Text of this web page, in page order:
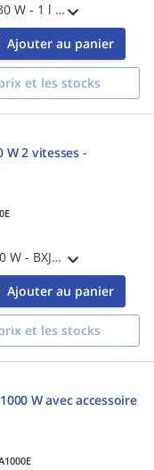
Presse-agrumes 30 W - 1 l - BXCJ30E Pichet transparent gradué d'une capacité de 1 litre Filtre à pulpe réglable 2 cônes Design compact Rangement facile Entièrement démontable pour un nettoyage au lave-vaisselle
Ajouter au panier
et les stocks
-
Centrifugeuse 600 W - BXJE600E 2 vitesses Diamètre du tube d'alimentation 62 mm Acier inoxydable avec finition anti-traces Réservoir à pulpe de 1.2 l et à jus de 0.55 l
Ajouter au panier
et les stocks
W avec accessoire